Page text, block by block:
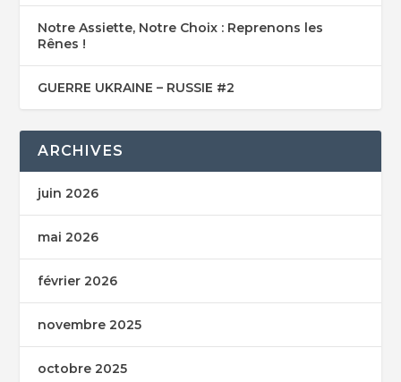
Notre Assiette, Notre Choix : Reprenons les
Rênes !
GUERRE UKRAINE – RUSSIE #2
ARCHIVES
juin 2026
mai 2026
février 2026
novembre 2025
octobre 2025